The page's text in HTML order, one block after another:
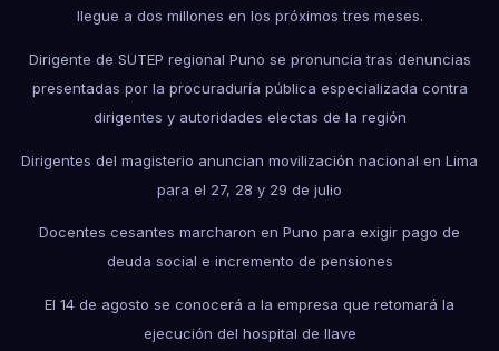
llegue a dos millones en los próximos tres meses.
Dirigente de SUTEP regional Puno se pronuncia tras denuncias
presentadas por la procuraduría pública especializada contra
dirigentes y autoridades electas de la región
Dirigentes del magisterio anuncian movilización nacional en Lima
para el 27, 28 y 29 de julio
Docentes cesantes marcharon en Puno para exigir pago de
deuda social e incremento de pensiones
El 14 de agosto se conocerá a la empresa que retomará la
ejecución del hospital de Ilave